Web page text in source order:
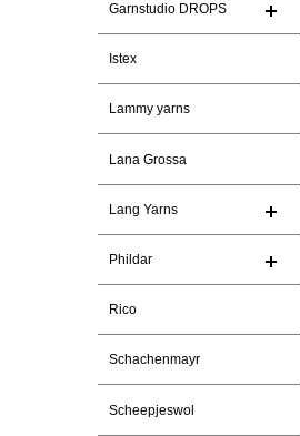
Garnstudio DROPS
Istex
Lammy yarns
Lana Grossa
Lang Yarns
Phildar
Rico
Schachenmayr
Scheepjeswol
30-7-2026
Christel Vanderlinden
Snelle levering. En prima garen